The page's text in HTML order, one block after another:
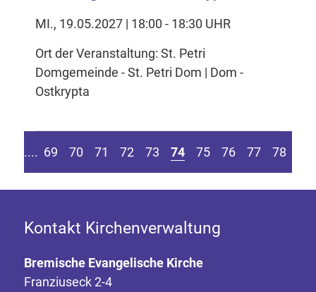
MI., 19.05.2027 | 18:00 - 18:30 UHR
Ort der Veranstaltung: St. Petri
Domgemeinde - St. Petri Dom | Dom -
Ostkrypta
springen
vorherigen Seite
.... 69 70 71 72 73 74 75 76 77 78
Kontakt Kirchenverwaltung
Bremische Evangelische Kirche
Franziuseck 2-4